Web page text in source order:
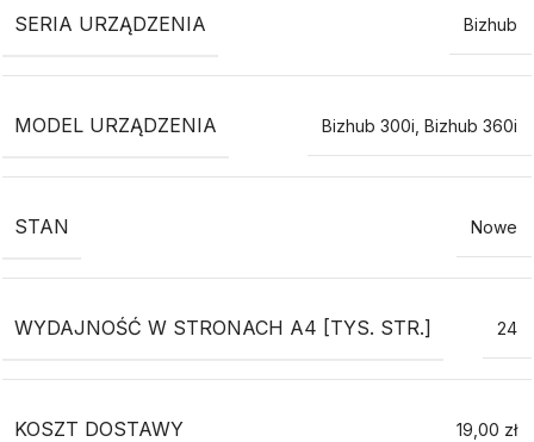
SERIA URZĄDZENIA Bizhub
MODEL URZĄDZENIA Bizhub 300i Bizhub 360i
STAN Nowe
WYDAJNOŚĆ W STRONACH A4 [TYS. STR.] 24
KOSZT DOSTAWY 19,00 zł